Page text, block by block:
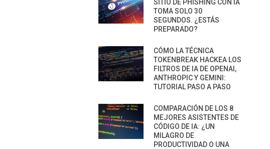
SITIO DE PHISHING CON IA
TOMA SOLO 30
SEGUNDOS. ¿ESTÁS
PREPARADO?
CÓMO LA TÉCNICA
TOKENBREAK HACKEA LOS
FILTROS DE IA DE OPENAI,
ANTHROPIC Y GEMINI:
TUTORIAL PASO A PASO
COMPARACIÓN DE LOS 8
MEJORES ASISTENTES DE
CÓDIGO DE IA: ¿UN
MILAGRO DE
PRODUCTIVIDAD O UNA